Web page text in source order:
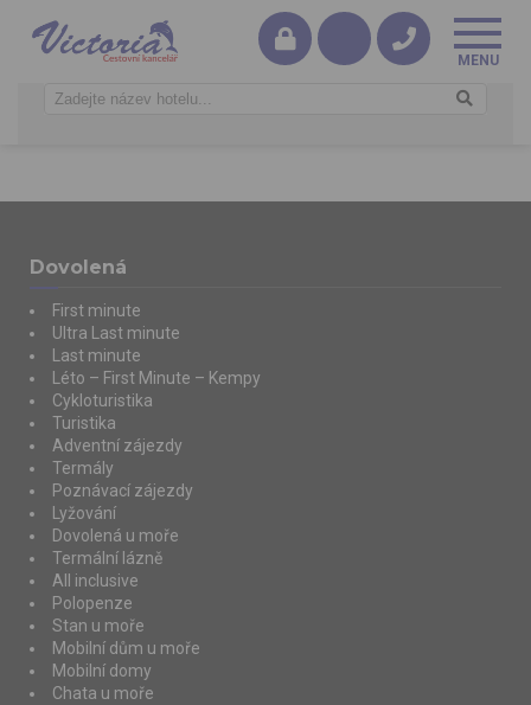
Dovolená
First minute
Ultra Last minute
Last minute
Léto – First Minute – Kempy
Cykloturistika
Turistika
Adventní zájezdy
Termály
Poznávací zájezdy
Lyžování
Dovolená u moře
Termální lázně
All inclusive
Polopenze
Stan u moře
Mobilní dům u moře
Mobilní domy
Chata u moře